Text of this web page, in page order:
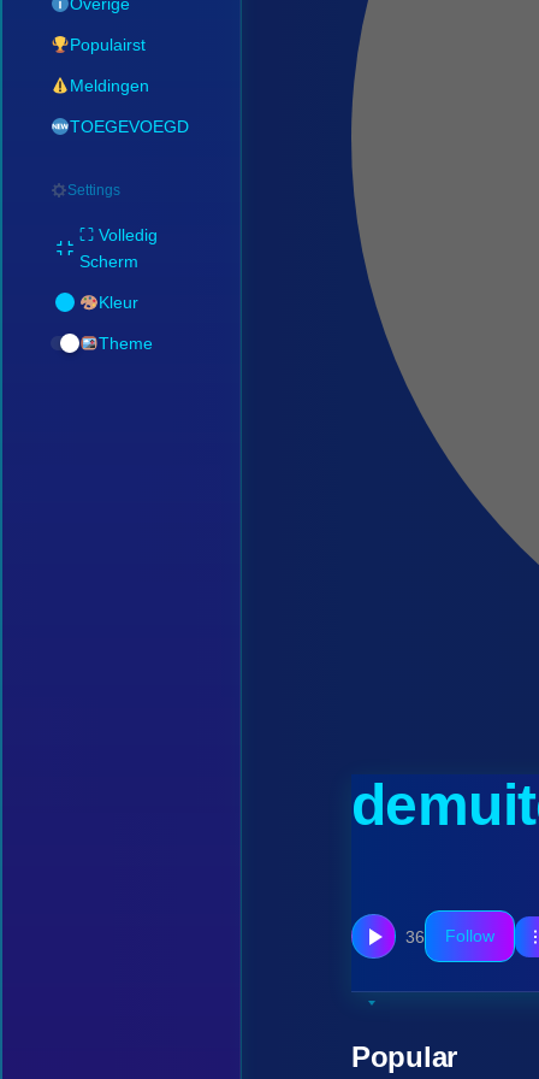
Overige
Populairst
Meldingen
TOEGEVOEGD
Settings
⛶ Volledig
Scherm
Kleur
Theme
36 Follow
Popular